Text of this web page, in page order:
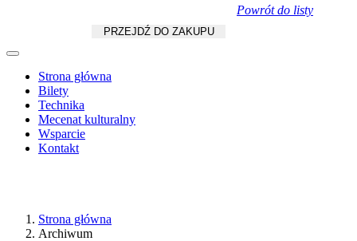
PRZEJDŹ DO ZAKUPU
Strona główna
Bilety
Technika
Mecenat kulturalny
Wsparcie
Kontakt
Strona główna
Archiwum
Powrót do listy